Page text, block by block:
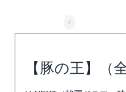
【豚の王】（